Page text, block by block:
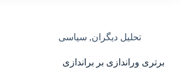
تحلیل دیگران, سیاسی
برتری وراندازی بر براندازی